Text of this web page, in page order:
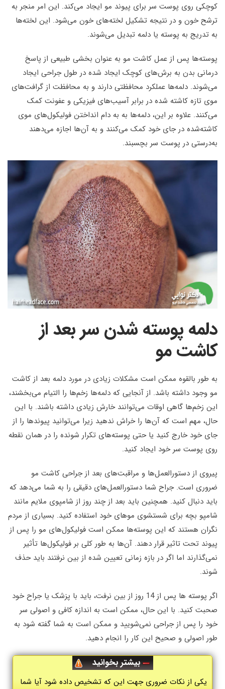
کوچکی روی پوست سر برای پیوند مو ایجاد می‌کند. این امر منجر به
ترشح خون و در نتیجه تشکیل لخته‌های خون می‌شود. این لخته‌ها
به تدریج به پوسته یا دلمه تبدیل می‌شوند.
پوسته‌ها پس از عمل کاشت مو به عنوان بخشی طبیعی از پاسخ
درمانی بدن به برش‌های کوچک ایجاد شده در طول جراحی ایجاد
می‌شوند. دلمه‌ها عملکرد محافظتی دارند و به محافظت از گرافت‌های
موی تازه کاشته شده در برابر آسیب‌های فیزیکی و عفونت کمک
می‌کنند. علاوه بر این، دلمه‌ها به به دام انداختن فولیکول‌های موی
کاشته‌شده در جای خود کمک می‌کنند و به آن‌ها اجازه می‌دهند
به‌درستی در پوست سر بچسبند.
دلمه پوسته شدن سر بعد از
کاشت مو
به طور بالقوه ممکن است مشکلات زیادی در مورد دلمه بعد از کاشت
مو وجود داشته باشد. از آنجایی که دلمه‌ها زخم‌ها را التیام می‌بخشند،
این زخم‌ها گاهی اوقات می‌توانند خارش زیادی داشته باشند. با این
حال، مهم است که آن‌ها را خراش ندهید زیرا می‌توانید پیوندها را از
جای خود خارج کنید یا حتی پوسته‌های تکرار شونده را در همان نقطه
روی پوست سر خود ایجاد کنید.
پیروی از دستورالعمل‌ها و مراقبت‌های بعد از جراحی کاشت مو
ضروری است. جراح شما دستورالعمل‌های دقیقی را به شما می‌دهد که
باید دنبال کنید. همچنین باید بعد از چند روز از شامپوی ملایم مانند
شامپو بچه برای شستشوی موهای خود استفاده کنید. بسیاری از مردم
نگران هستند که این پوسته‌ها ممکن است فولیکول‌های مو را پس از
پیوند تحت تاثیر قرار دهند. آن‌ها به طور کلی بر فولیکول‌ها تأثیر
نمی‌گذارند اما اگر در بازه زمانی تعیین شده از بین نرفتند باید حذف
شوند.
اگر پوسته ها پس از 14 روز از بین نرفت، باید با پزشک یا جراح خود
صحبت کنید. با این حال، ممکن است به اندازه کافی و اصولی سر
خود را پس از جراحی نمی‌شویید و ممکن است به شما گفته شود به
طور اصولی و صحیح این کار را انجام دهید.
بیشتر بخوانید
یکی از نکات ضروری جهت این که تشخیص داده شود آیا شما